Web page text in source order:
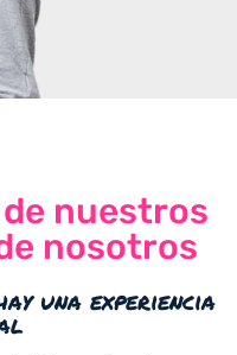
nuestros
nosotros
una experiencia